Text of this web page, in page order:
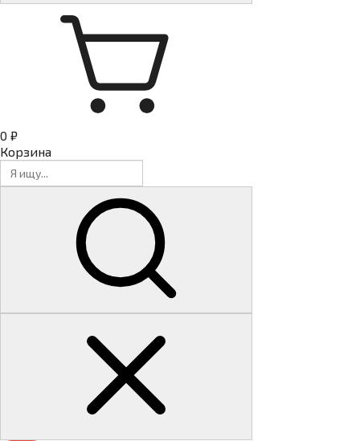
0 ₽
Корзина